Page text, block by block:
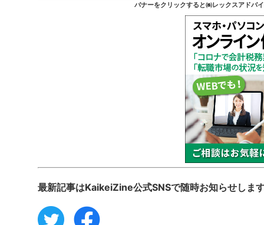
バナーをクリックすると㈱レックスアドバ
最新記事はKaikeiZine公式SNSで随時お知らせします